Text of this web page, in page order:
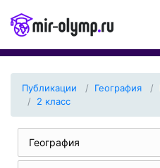
Публикации География
2 класс
География